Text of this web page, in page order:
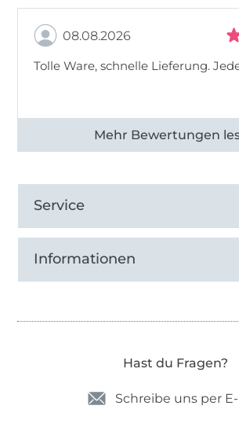
08.08.2026
Tolle Ware, schnelle Lieferung.
Alle 83013 Bewertungen
Service
Informationen
Hast du Fragen?
Schreibe uns per